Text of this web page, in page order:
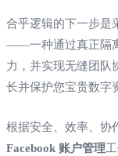
合乎逻辑的下一步是
——一种通过真正隔
力，并实现无缝团队
长并保护您宝贵数字
根据安全、效率、协
Facebook 账户管理